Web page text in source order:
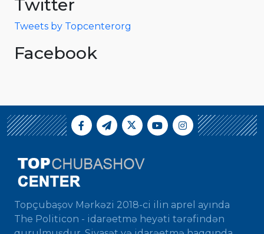
Twitter
Tweets by Topcenterorg
Facebook
Topçubaşov Mərkəzi 2018-ci ilin aprel ayında
The Politicon - idarəetmə heyəti tərəfindən